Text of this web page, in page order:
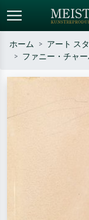
ホーム アート ス
ファニー・チャ